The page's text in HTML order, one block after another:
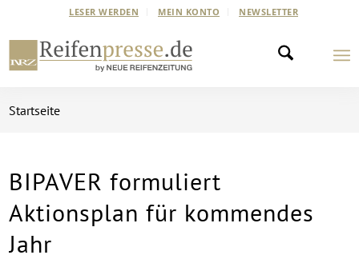
LESER WERDEN MEIN KONTO NEWSLETTER
Startseite
BIPAVER formuliert
Aktionsplan für kommendes
Jahr